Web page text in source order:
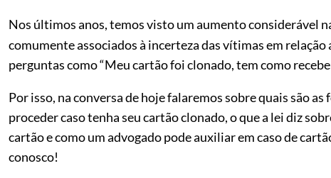
Nos últimos anos, temos visto um aumento considerável
comumente associados à incerteza das vítimas em
perguntas como “Meu cartão foi clonado, tem como
Por isso, na conversa de hoje falaremos sobre quais são
proceder caso tenha seu cartão clonado, o que a lei diz
cartão e como um advogado pode auxiliar em caso de
conosco!